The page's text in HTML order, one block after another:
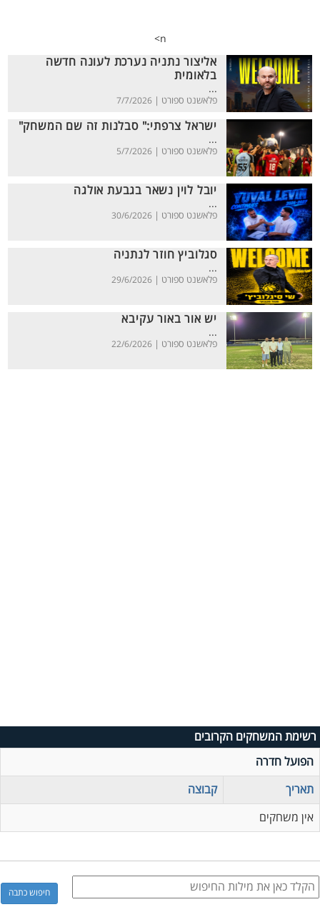
n>
אליצור נתניה נערכת לעונה חדשה
בלאומית
...
פלאשנט ספורט | 7/7/2026
ישראל צרפתי:" סבלנות זה שם המשחק"
...
פלאשנט ספורט | 5/7/2026
יובל לוין נשאר בגבעת אולגה
...
פלאשנט ספורט | 30/6/2026
סגלוביץ חוזר לנתניה
...
פלאשנט ספורט | 29/6/2026
יש אור באור עקיבא
...
פלאשנט ספורט | 22/6/2026
רשימת המשחקים הקרובים
הפועל חדרה
תאריך
קבוצה
אין משחקים